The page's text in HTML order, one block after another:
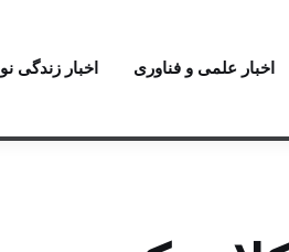
اخبار علمی و فناوری اخبار زندگی نو